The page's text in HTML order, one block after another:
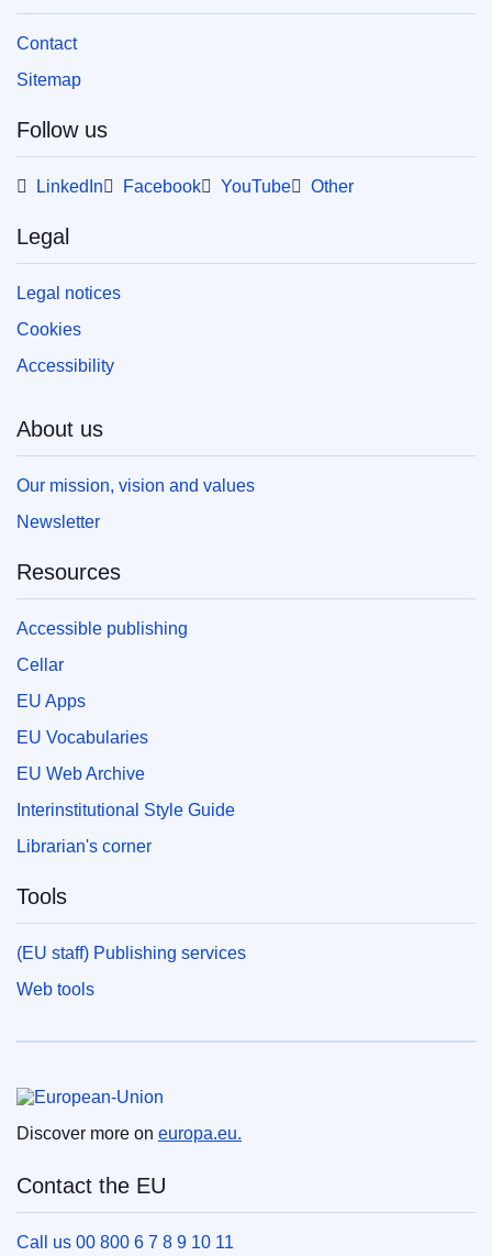
Contact
Sitemap
Follow us
LinkedIn Facebook YouTube Other
Legal
Legal notices
Cookies
Accessibility
About us
Our mission, vision and values
Newsletter
Resources
Accessible publishing
Cellar
EU Apps
EU Vocabularies
EU Web Archive
Interinstitutional Style Guide
Librarian's corner
Tools
(EU staff) Publishing services
Web tools
Discover more on europa.eu.
Contact the EU
Call us 00 800 6 7 8 9 10 11